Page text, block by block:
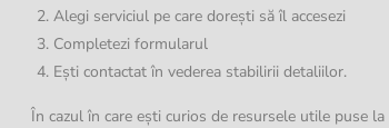
Alegi serviciul pe care dorești să îl accesezi
Completezi formularul
Ești contactat în vederea stabilirii detaliilor.
În cazul în care ești curios de resursele utile puse la